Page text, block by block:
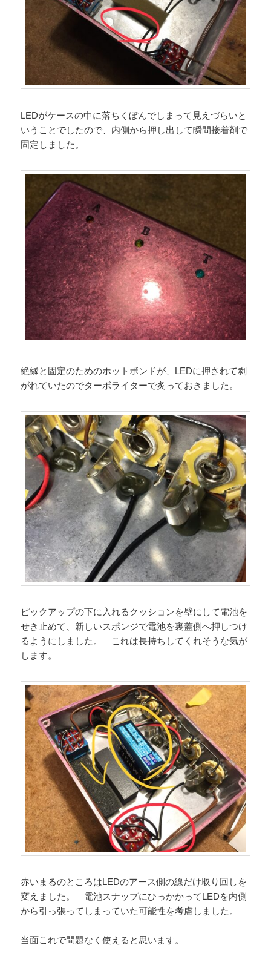
LEDがケースの中に落ちくぼんでしまって見えづらいと
いうことでしたので、内側から押し出して瞬間接着剤で
固定しました。
絶縁と固定のためのホットボンドが、LEDに押されて剥
がれていたのでターボライターで炙っておきました。
ピックアップの下に入れるクッションを壁にして電池を
せき止めて、新しいスポンジで電池を裏蓋側へ押しつけ
るようにしました。 これは長持ちしてくれそうな気が
します。
赤いまるのところはLEDのアース側の線だけ取り回しを
変えました。 電池スナップにひっかかってLEDを内側
から引っ張ってしまっていた可能性を考慮しました。
当面これで問題なく使えると思います。